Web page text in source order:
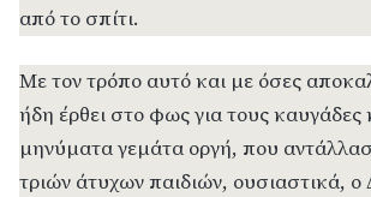
από το σπίτι.
Με τον τρόπο αυτό και με όσες
ήδη έρθει στο φως για τους καυγάδες
μηνύματα γεμάτα οργή, που
τριών άτυχων παιδιών, ουσιαστικά,